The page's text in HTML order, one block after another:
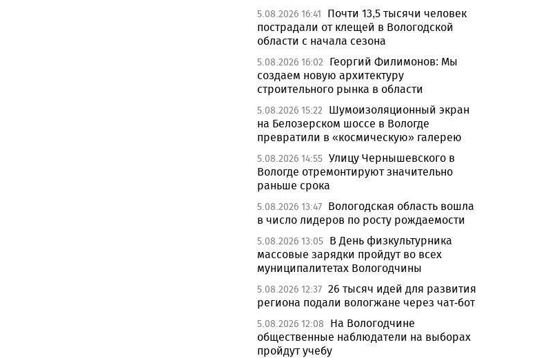
5.08.2026 16:41
Почти 13,5 тысячи человек
пострадали от клещей в Вологодской
области с начала сезона
5.08.2026 16:02
Георгий Филимонов: Мы
создаем новую архитектуру
строительного рынка в области
5.08.2026 15:22
Шумоизоляционный экран
на Белозерском шоссе в Вологде
превратили в «космическую» галерею
5.08.2026 14:55 Улицу Чернышевского в
Вологде отремонтируют значительно
раньше срока
5.08.2026 13:47 Вологодская область вошла
в число лидеров по росту рождаемости
5.08.2026 13:05 В День физкультурника
массовые зарядки пройдут во всех
муниципалитетах Вологодчины
5.08.2026 12:37 26 тысяч идей для развития
региона подали вологжане через чат-бот
5.08.2026 12:08
На Вологодчине
общественные наблюдатели на выборах
пройдут учебу